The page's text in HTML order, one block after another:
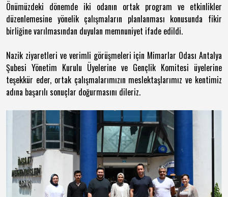
Önümüzdeki dönemde iki odanın ortak program ve etkinlikler
düzenlemesine yönelik çalışmaların planlanması konusunda fikir
birliğine varılmasından duyulan memnuniyet ifade edildi.
Nazik ziyaretleri ve verimli görüşmeleri için Mimarlar Odası Antalya
Şubesi Yönetim Kurulu Üyelerine ve Gençlik Komitesi üyelerine
teşekkür eder, ortak çalışmalarımızın meslektaşlarımız ve kentimiz
adına başarılı sonuçlar doğurmasını dileriz.